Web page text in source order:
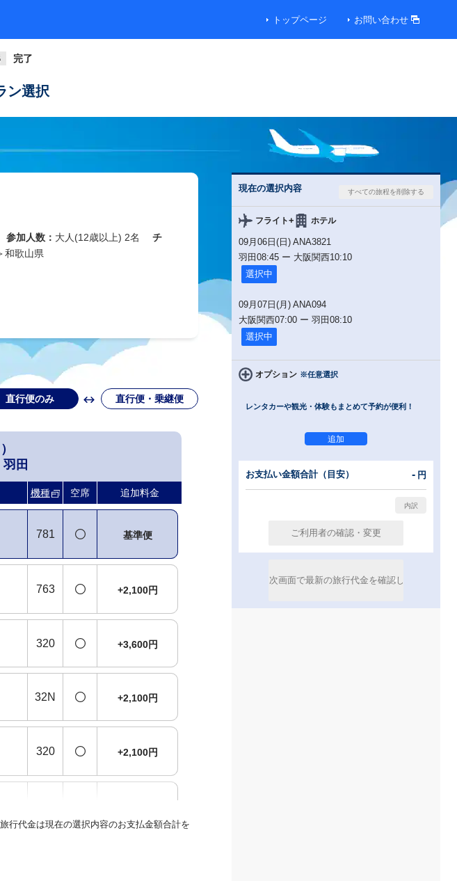
トップページ お問い合わせ
完了
ン選択
参加人数： 大人(12歳以上) 2名
チ
和歌山県
直行便のみ 直行便・乗継便
羽田
機種 空席 追加料金
320 +2,100円
781 基準便
763 +2,100円
320 +3,600円
32N +2,100円
320 +2,100円
行代金は現在の選択内容のお支払金額合計を
現在の選択内容
フライト+ ホテル
09月06日(日) ANA3821
羽田 08:45 ー 大阪関西10:10
選択中
09月07日(月) ANA094
大阪関西07:00 ー 羽田 08:10
選択中
オプション ※任意選択
レンタカーや観光・体験もまとめて予約が便利！
お支払い金額合計（目安） - 円